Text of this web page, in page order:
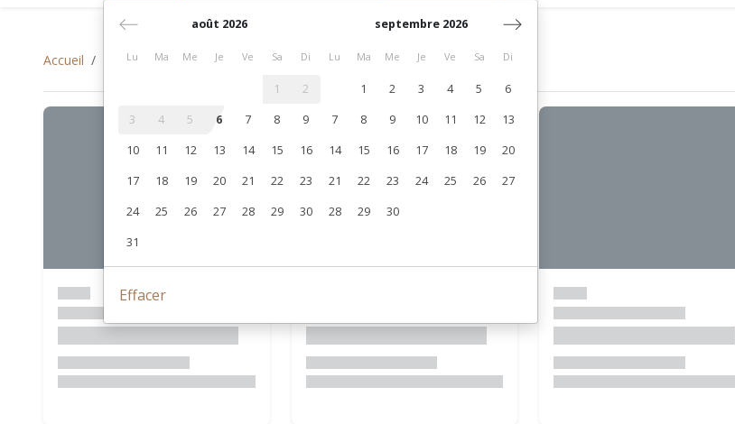
août 2026
Lu Ma Me Je Ve Sa Di
1
2
3
4 5 6 7 8
9
10
11 12 13 14 15
16
17
18 19 20 21 22
23
24
25 26 27 28 29
30
31
septembre 2026
Lu Ma Me Je Ve Sa Di
1 2 3 4 5
6
7
8 9 10 11 12
13
14
15 16 17 18 19
20
21
22 23 24 25 26
27
28
29 30
Effacer
Accueil Rechercher Raiatea